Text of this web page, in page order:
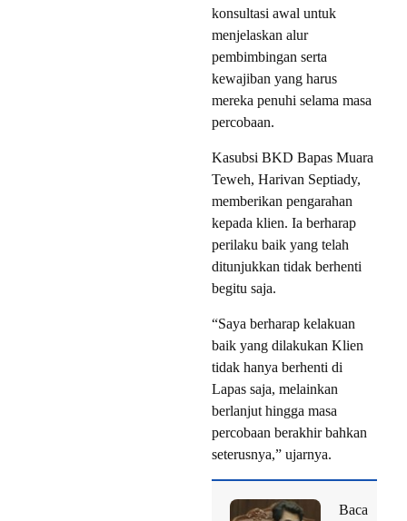
konsultasi awal untuk
menjelaskan alur
pembimbingan serta
kewajiban yang harus
mereka penuhi selama masa
percobaan.
Kasubsi BKD Bapas Muara
Teweh, Harivan Septiady,
memberikan pengarahan
kepada klien. Ia berharap
perilaku baik yang telah
ditunjukkan tidak berhenti
begitu saja.
“Saya berharap kelakuan
baik yang dilakukan Klien
tidak hanya berhenti di
Lapas saja, melainkan
berlanjut hingga masa
percobaan berakhir bahkan
seterusnya,” ujarnya.
Baca